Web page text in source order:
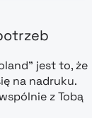
jest to, że
na nadruku.
z Tobą